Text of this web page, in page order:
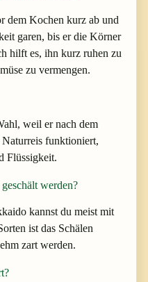
dem Kochen kurz ab und
garen, bis er die Körner
hilft es, ihn kurz ruhen zu
zu vermengen.
weil er nach dem
funktioniert,
Flüssigkeit.
werden?
kannst du meist mit
ist das Schälen
zart werden.